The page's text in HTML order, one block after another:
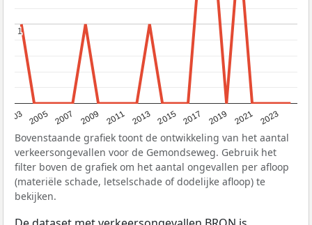
2003 2005 2007 2009 2011 2013 2015 2017 2019 2021 2023
1
1
Bovenstaande grafiek toont de ontwikkeling van het aantal
verkeersongevallen voor de Gemondseweg. Gebruik het
filter boven de grafiek om het aantal ongevallen per afloop
(materiële schade, letselschade of dodelijke afloop) te
bekijken.